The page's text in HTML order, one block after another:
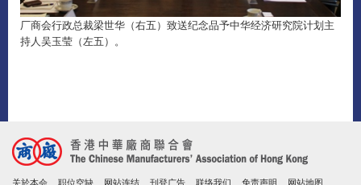
厂商会行政总裁梁世华（右五）致送纪念品予中华经济研究院计划主
持人吴玉莹（左五）。
关於本会 职位空缺 网站连结 刊登广告 联络我们 免责声明 网站地图